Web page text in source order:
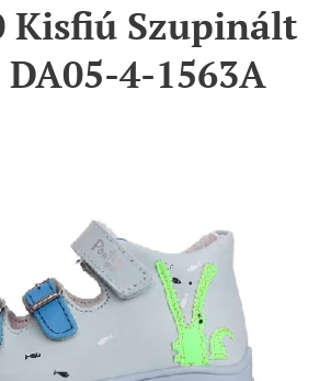
Kisfiú Szupinált
4-1563A